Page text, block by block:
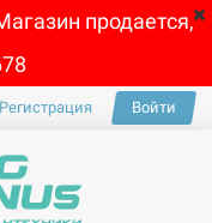
продается,
Регистрация Войти